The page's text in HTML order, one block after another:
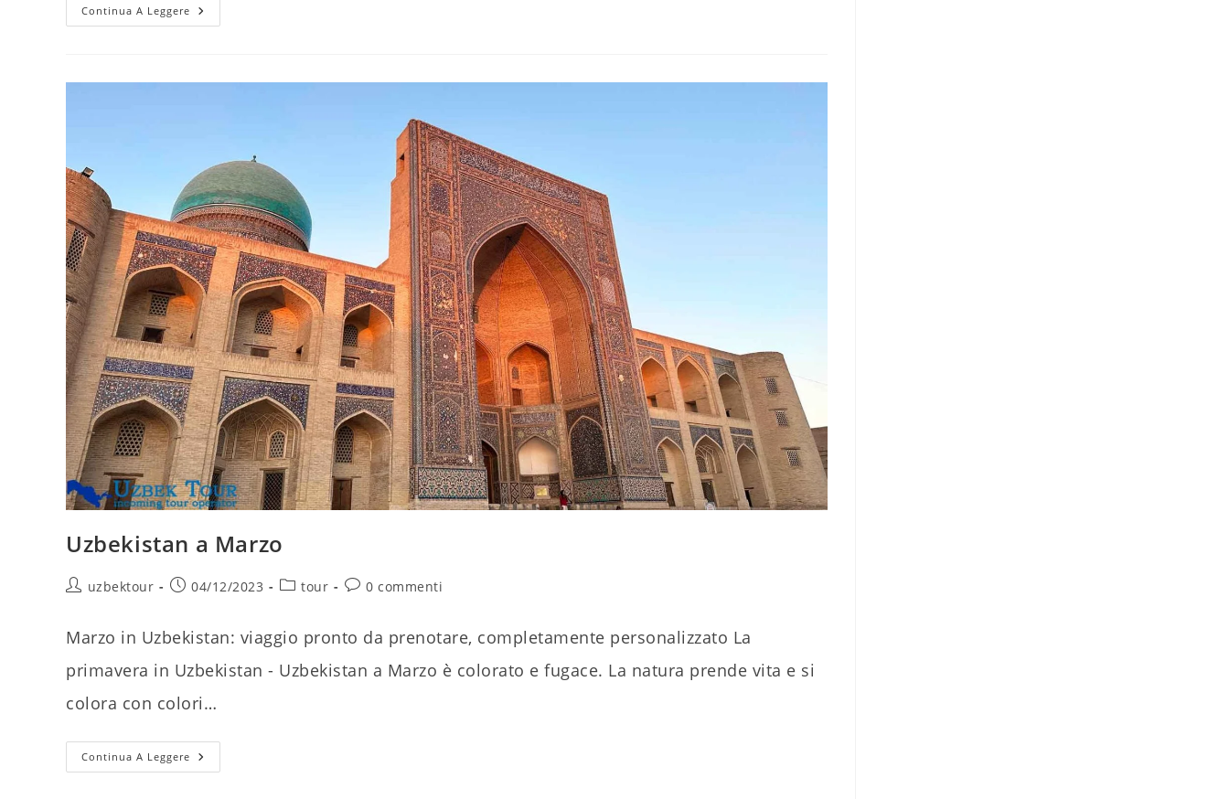
Continua A Leggere Uzbekistan
A
Uzbekistan a Marzo
Autoreuzbektour
Articolo
04/12/2023
Categoria
tour
Commenti
0 commenti
Marzo in Uzbekistan: viaggio pronto da prenotare, completamente personalizzato La
primavera in Uzbekistan - Uzbekistan a Marzo è colorato e fugace. La natura prende vita e si
colora con colori…
Continua A Leggere Uzbekistan
A